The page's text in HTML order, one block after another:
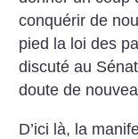
conquérir de
pied la loi des
discuté au
doute de
D’ici là, la